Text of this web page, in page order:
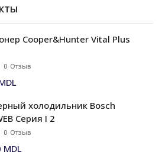
Cooper&Hunter Vital Plus
0 Отзыв
холодильник Bosch
Серия I 2
0 Отзыв
MDL